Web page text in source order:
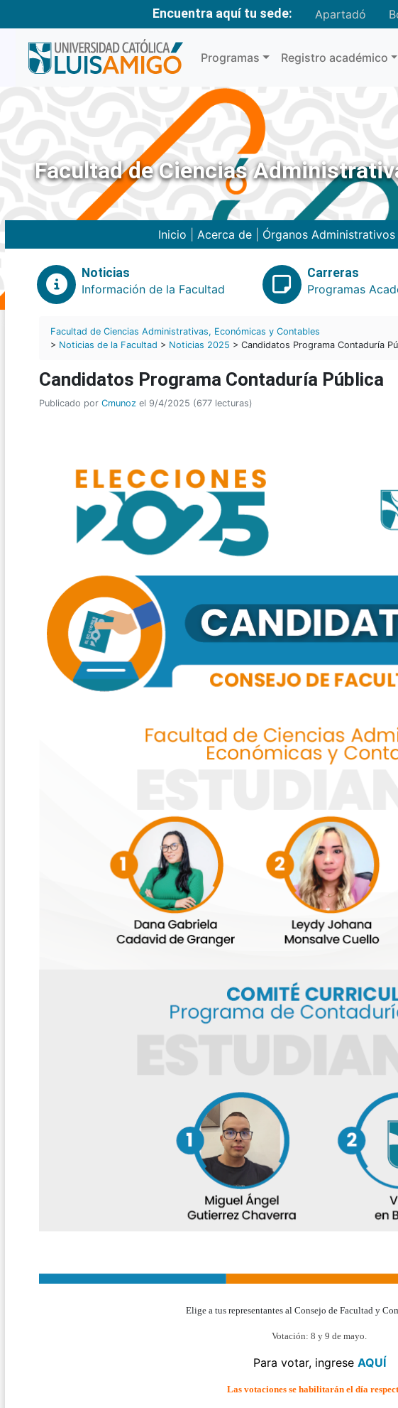
Encuentra aquí tu sede: Apartadó
Programas Registro académico
Facultad de Ciencias
Inicio Acerca de| Órganos Administrativos|
Noticias
Información de la Facultad
Carreras
Programas
Facultad de Ciencias Administrativas, Económicas y Contables
> Noticias de la Facultad > Noticias 2025 > Candidatos Programa Contaduría
Candidatos Programa Contaduría Pública
Publicado por Cmunoz el 9/4/2025 (677 lecturas)
Elige a tus representantes al Consejo de Facultad y
Votación: 8 y 9 de mayo.
Para votar, ingrese AQUÍ
Las votaciones se habilitarán el día